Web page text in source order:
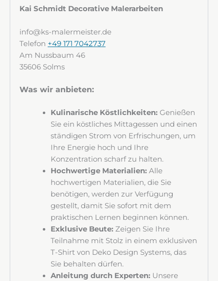
Rufnummer
Adresse
Unternehmen
Kai Schmidt Decorative Malerarbeiten
info@ks-malermeister.de
Telefon +49 171 7042737
Am Nussbaum 46
35606 Solms
Was wir anbieten:
Kulinarische Köstlichkeiten:Genießen
Sie ein köstliches Mittagessen und einen
ständigen Strom von Erfrischungen, um
Ihre Energie hoch und Ihre
Konzentration scharf zu halten.
Hochwertige Materialien:Alle
hochwertigen Materialien, die Sie
benötigen, werden zur Verfügung
gestellt, damit Sie sofort mit dem
praktischen Lernen beginnen können.
Exklusive Beute:Zeigen Sie Ihre
Teilnahme mit Stolz in einem exklusiven
T-Shirt von Deko Design Systems, das
Sie behalten dürfen.
Anleitung durch Experten:Unsere